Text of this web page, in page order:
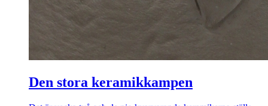
Den stora keramikkampen